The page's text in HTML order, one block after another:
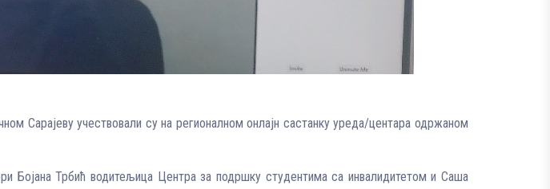
Сарајеву учествовали су на регионалном онлајн састанку уреда/центара одржаном
Бојана Трбић водитељица Центра за подршку студентима са инвалидитетом и Саша